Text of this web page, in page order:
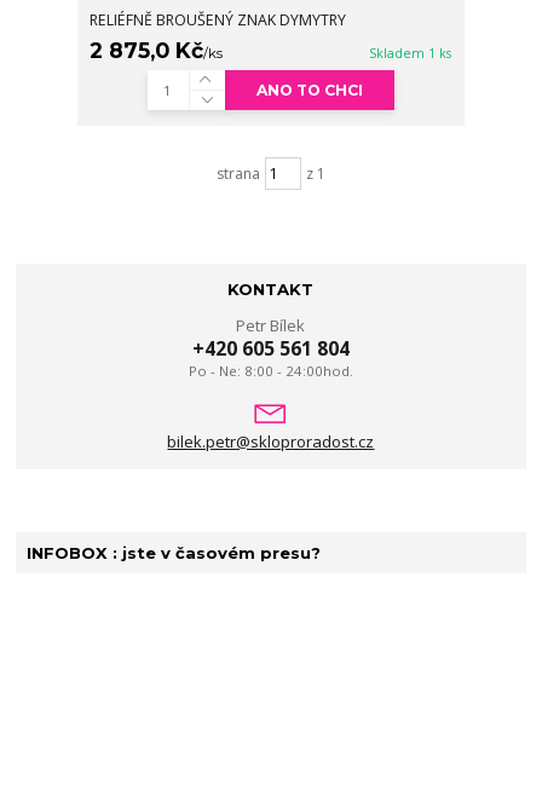
RELIÉFNĚ BROUŠENÝ ZNAK DYMYTRY
2 875,0 Kč/ks Skladem 1 ks
ANO TO CHCI
strana z 1
KONTAKT
Petr Bílek
+420 605 561 804
Po - Ne: 8:00 - 24:00hod.
bilek.petr@skloproradost.cz
INFOBOX : jste v časovém presu?